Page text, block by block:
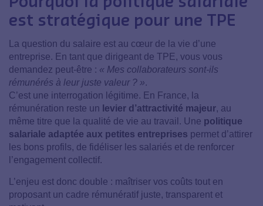
est stratégique pour une TPE
La question du salaire est au cœur de la vie d’une
entreprise. En tant que dirigeant de TPE, vous vous
demandez peut-être : « Mes collaborateurs sont-ils
rémunérés à leur juste valeur ? ».
C’est une interrogation légitime. En France, la
rémunération reste un levier d’attractivité majeur, au
même titre que la qualité de vie au travail. Une politique
salariale adaptée aux petites entreprises permet d’attirer
les bons profils, de fidéliser les salariés et de renforcer
l’engagement collectif.
L’enjeu est donc double : maîtriser vos coûts tout en
proposant un cadre rémunératif juste, transparent et